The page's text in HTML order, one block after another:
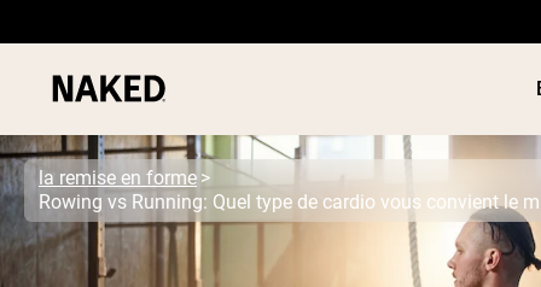
la remise en forme
Rowing vs Running: Quel type de cardio vous convient le